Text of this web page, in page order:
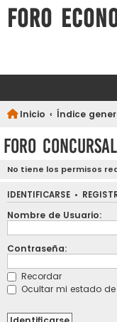
FORO
Inicio Índice
Foro
No tiene los permisos
IDENTIFICARSE •
Nombre de Usuario:
Contraseña:
Recordar
Ocultar mi estado